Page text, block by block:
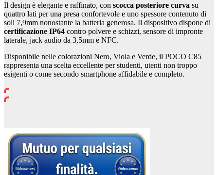
Il design è elegante e raffinato, con scocca posteriore curva su
quattro lati per una presa confortevole e uno spessore contenuto di
soli 7,9mm nonostante la batteria generosa. Il dispositivo dispone di
certificazione IP64 contro polvere e schizzi, sensore di impronte
laterale, jack audio da 3,5mm e NFC.
Disponibile nelle colorazioni Nero, Viola e Verde, il POCO C85
rappresenta una scelta eccellente per studenti, utenti non troppo
esigenti o come secondo smartphone affidabile e completo.